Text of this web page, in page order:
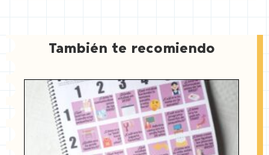
También te recomiendo